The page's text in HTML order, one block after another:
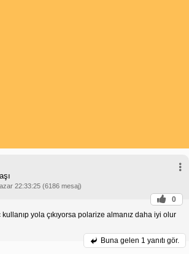
22:33:25 (6186 mesaj)
0
yola çıkıyorsa polarize almanız daha iyi olur
Buna gelen 1 yanıtı gör.